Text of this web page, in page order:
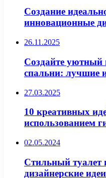
Создание
инновационные
26.11.2025
Создайте уютный
спальни: лучшие
27.03.2025
10 креативных
использованием
02.05.2024
Стильный туалет
дизайнерские